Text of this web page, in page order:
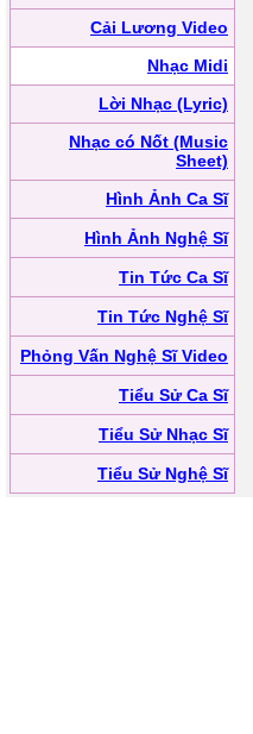
Cải Lương Video
Nhạc Midi
Lời Nhạc (Lyric)
Nhạc có Nốt (Music
Sheet)
Hình Ảnh Ca Sĩ
Hình Ảnh Nghệ Sĩ
Tin Tức Ca Sĩ
Tin Tức Nghệ Sĩ
Phỏng Vấn Nghệ Sĩ Video
Tiểu Sử Ca Sĩ
Tiểu Sử Nhạc Sĩ
Tiểu Sử Nghệ Sĩ